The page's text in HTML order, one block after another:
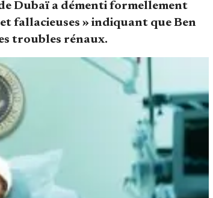
Dubaï a démenti formellement
fallacieuses » indiquant que Ben
troubles rénaux.